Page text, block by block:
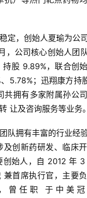
定，创始人夏瑜为公
公司核心创始人团队
股 9.89%，联合创
5.78%；迅翔康方持
共拥有多家附属孙公
让及咨询服务等业务。
队拥有丰富的行业经
及创新药研发、临床
创始人，自 2012 年 3
兼首席执行官，主要
曾任职 于中美冠